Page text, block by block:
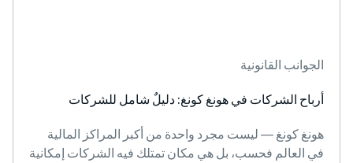
الجوانب القانونية
أرباح الشركات في هونغ كونغ: دليلٌ شامل للشركات
هونغ كونغ — ليست مجرد واحدة من أكبر المراكز المالية
في العالم فحسب، بل هي مكان تمتلك فيه الشركات إمكانية